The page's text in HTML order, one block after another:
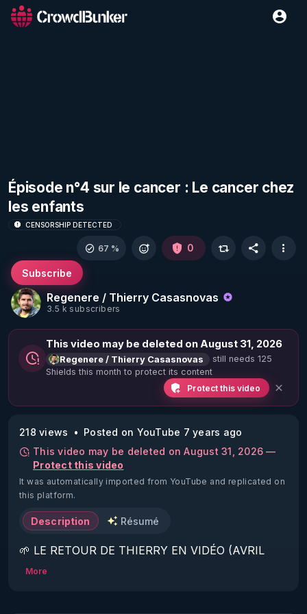
Épisode n°4 sur le cancer : Le cancer chez
les enfants
CENSORSHIP DETECTED
Regenere / Thierry Casasnovas
3.5 k subscribers
Subscribe
67 % 0
This video may be deleted on August 31, 2026
Regenere / Thierry Casasnovas
still needs 125
Shields this month to protect its content
Protect this video
218 views
Posted on YouTube 7 years ago
This video may be deleted on August 31, 2026 —
Protect this video
It was automatically imported from YouTube and replicated on
this platform.
Description Résumé
🌱 LE RETOUR DE THIERRY EN VIDÉO (AVRIL
2022)!
More